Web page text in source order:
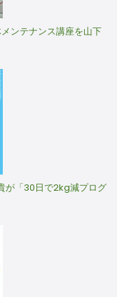
ンテナンス講座を山下
が「30日で2kg減プログ